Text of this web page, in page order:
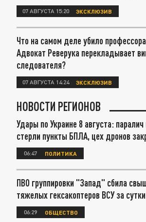
07 АВГУСТА 15:20 ЭКСКЛЮЗИВ
Что на самом деле убило
Адвокат Реверука перекладывает
следователя?
07 АВГУСТА 14:24 ЭКСКЛЮЗИВ
НОВОСТИ РЕГИОНОВ
Удары по Украине 8 августа:
стерли пункты БПЛА, цех дронов
06:47 ПОЛИТИКА
ПВО группировки "Запад" сбила
тяжелых гексакоптеров ВСУ за сутки
06:29 ОБЩЕСТВО